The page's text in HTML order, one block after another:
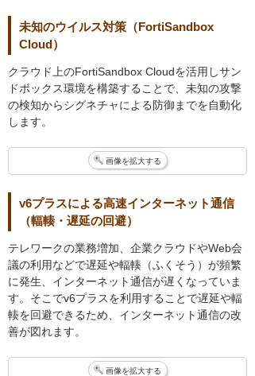
未知のウイルス対策（FortiSandbox
Cloud）
クラウド上のFortiSandbox Cloudを活用しサン
ドボックス環境を構築することで、未知の攻撃
の検知からシグネチャによる防御までを自動化
します。
画像を拡大する
v6プラスによる高速インターネット通信
（輻輳・遅延の回避）
テレワークの業務増加、企業クラウドやWeb会
議の利用などで遅延や輻輳（ふくそう）が頻繁
に発生、インターネット通信が遅くなっていま
す。そこでv6プラスを利用することで遅延や輻
輳を回避できるため、インターネット通信の改
善が図れます。
画像を拡大する